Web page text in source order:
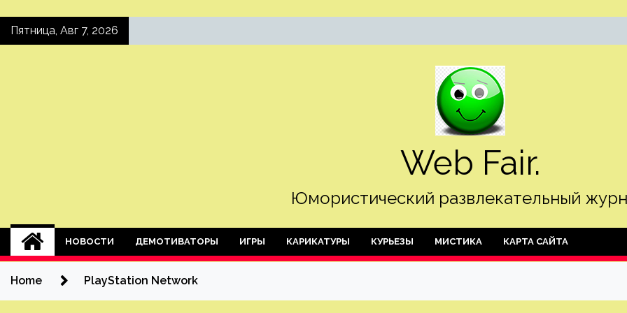
SkipПятница, Авг 7, 2026
Web Fair.
Юмористический развлекательный
НОВОСТИ ДЕМОТИВАТОРЫ ИГРЫ КАРИКАТУРЫ КУРЬЕЗЫ МИСТИКА КАРТА САЙТА
Home PlayStation Network